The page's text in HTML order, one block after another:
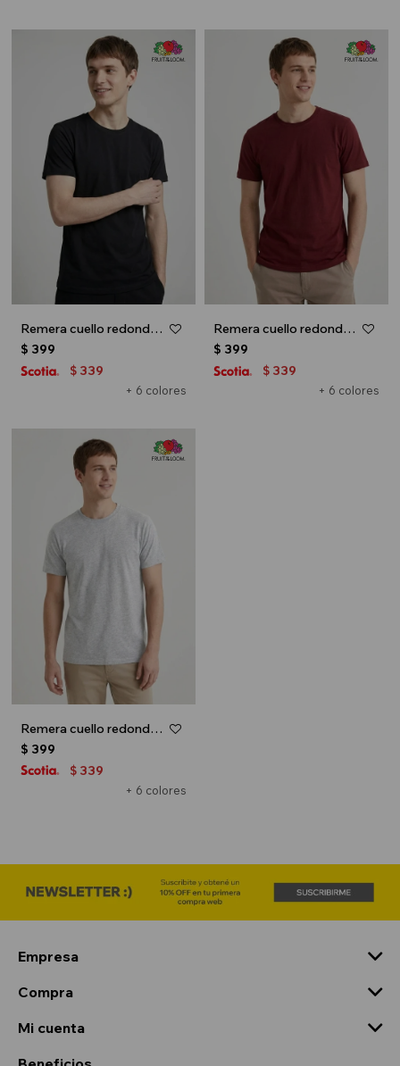
Remera cuello redondo ICONIC 150 - Negro
+ 6 colores
$ 399
$ 339
Remera cuello redondo ICONIC 150 - Bordo
+ 6 colores
$ 399
$ 339
Remera cuello redondo ICONIC 150 - Gris
+ 6 colores
$ 399
$ 339
Empresa
Compra
Mi cuenta